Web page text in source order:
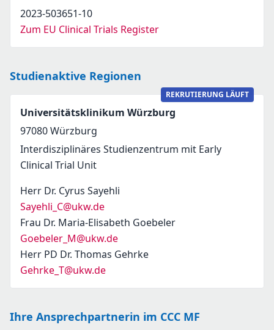
2023-503651-10
Zum EU Clinical Trials Register
Studienaktive Regionen
REKRUTIERUNG LÄUFT
Universitätsklinikum Würzburg
97080Würzburg
Interdisziplinäres Studienzentrum mit Early
Clinical Trial Unit
Herr Dr. Cyrus Sayehli
Sayehli_C@ukw.de
Frau Dr. Maria-Elisabeth Goebeler
Goebeler_M@ukw.de
Herr PD Dr. Thomas Gehrke
Gehrke_T@ukw.de
Ihre Ansprechpartnerin im CCC MF